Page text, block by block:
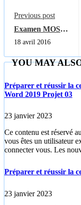
Previous post
Examen MOS
Excel 2013 1_3
18 avril 2016
YOU MAY
Préparer et réussir la
Word 2019 Projet 03
23 janvier 2023
Ce contenu est réservé
vous êtes un utilisateur
connecter vous. Les
Préparer et réussir la
23 janvier 2023